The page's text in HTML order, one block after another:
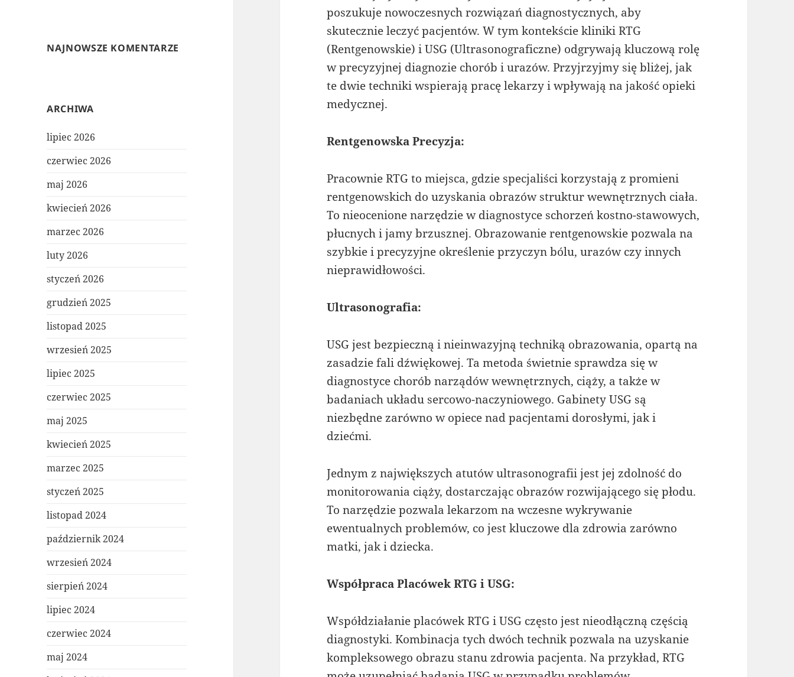
NAJNOWSZE KOMENTARZE
ARCHIWA
lipiec 2026
czerwiec 2026
maj 2026
kwiecień 2026
marzec 2026
luty 2026
styczeń 2026
grudzień 2025
listopad 2025
wrzesień 2025
lipiec 2025
czerwiec 2025
maj 2025
kwiecień 2025
marzec 2025
styczeń 2025
listopad 2024
październik 2024
wrzesień 2024
sierpień 2024
lipiec 2024
czerwiec 2024
maj 2024
poszukuje nowoczesnych rozwiązań diagnostycznych, aby
skutecznie leczyć pacjentów. W tym kontekście kliniki RTG
(Rentgenowskie) i USG (Ultrasonograficzne) odgrywają kluczową rolę
w precyzyjnej diagnozie chorób i urazów. Przyjrzyjmy się bliżej, jak
te dwie techniki wspierają pracę lekarzy i wpływają na jakość opieki
medycznej.
Rentgenowska Precyzja:
Pracownie RTG to miejsca, gdzie specjaliści korzystają z promieni
rentgenowskich do uzyskania obrazów struktur wewnętrznych ciała.
To nieocenione narzędzie w diagnostyce schorzeń kostno-stawowych,
płucnych i jamy brzusznej. Obrazowanie rentgenowskie pozwala na
szybkie i precyzyjne określenie przyczyn bólu, urazów czy innych
nieprawidłowości.
Ultrasonografia:
USG jest bezpieczną i nieinwazyjną techniką obrazowania, opartą na
zasadzie fali dźwiękowej. Ta metoda świetnie sprawdza się w
diagnostyce chorób narządów wewnętrznych, ciąży, a także w
badaniach układu sercowo-naczyniowego. Gabinety USG są
niezbędne zarówno w opiece nad pacjentami dorosłymi, jak i
dziećmi.
Jednym z największych atutów ultrasonografii jest jej zdolność do
monitorowania ciąży, dostarczając obrazów rozwijającego się płodu.
To narzędzie pozwala lekarzom na wczesne wykrywanie
ewentualnych problemów, co jest kluczowe dla zdrowia zarówno
matki, jak i dziecka.
Współpraca Placówek RTG i USG:
Współdziałanie placówek RTG i USG często jest nieodłączną częścią
diagnostyki. Kombinacja tych dwóch technik pozwala na uzyskanie
kompleksowego obrazu stanu zdrowia pacjenta. Na przykład, RTG